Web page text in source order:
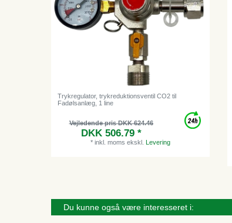
Trykregulator, trykreduktionsventil CO2 til
Fadølsanlæg, 1 line
Vejledende pris DKK 624.46
DKK 506.79 *
* inkl. moms ekskl. Levering
Du kunne også være interesseret i: